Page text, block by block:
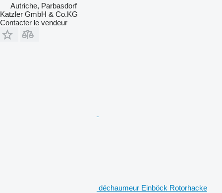
Autriche, Parbasdorf
Katzler GmbH & Co.KG
Contacter le vendeur
déchaumeur Einböck Rotorhacke